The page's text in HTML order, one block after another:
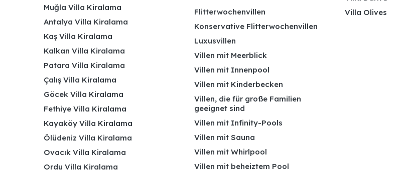
Muğla Villa Kiralama
Antalya Villa Kiralama
Kaş Villa Kiralama
Kalkan Villa Kiralama
Patara Villa Kiralama
Çalış Villa Kiralama
Göcek Villa Kiralama
Fethiye Villa Kiralama
Kayaköy Villa Kiralama
Ölüdeniz Villa Kiralama
Ovacık Villa Kiralama
Ordu Villa Kiralama
Flitterwochenvillen
Konservative Flitterwochenvillen
Luxusvillen
Villen mit Meerblick
Villen mit Innenpool
Villen mit Kinderbecken
Villen, die für große Familien
geeignet sind
Villen mit Infinity-Pools
Villen mit Sauna
Villen mit Whirlpool
Villen mit beheiztem Pool
Villa Olives